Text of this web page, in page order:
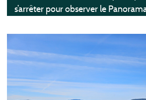
s’arrêter pour observer le